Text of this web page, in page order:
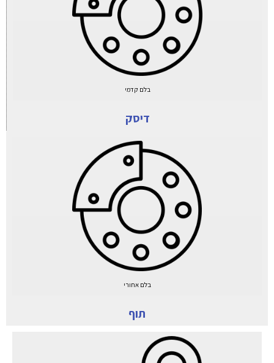
בלם קדמי
דיסק
בלם אחורי
תוף